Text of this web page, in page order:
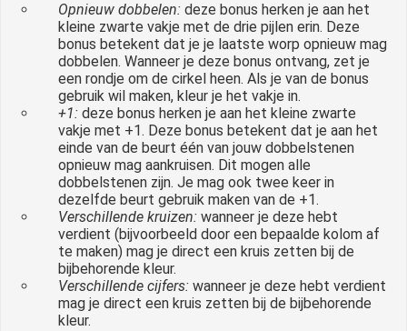
Opnieuw dobbelen: deze bonus herken je aan het
kleine zwarte vakje met de drie pijlen erin. Deze
bonus betekent dat je je laatste worp opnieuw mag
dobbelen. Wanneer je deze bonus ontvang, zet je
een rondje om de cirkel heen. Als je van de bonus
gebruik wil maken, kleur je het vakje in.
+1:deze bonus herken je aan het kleine zwarte
vakje met +1. Deze bonus betekent dat je aan het
einde van de beurt één van jouw dobbelstenen
opnieuw mag aankruisen. Dit mogen alle
dobbelstenen zijn. Je mag ook twee keer in
dezelfde beurt gebruik maken van de +1.
Verschillende kruizen: wanneer je deze hebt
verdient (bijvoorbeeld door een bepaalde kolom af
te maken) mag je direct een kruis zetten bij de
bijbehorende kleur.
Verschillende cijfers:wanneer je deze hebt verdient
mag je direct een kruis zetten bij de bijbehorende
kleur.